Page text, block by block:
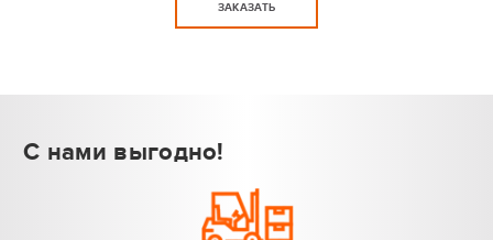
ЗАКАЗАТЬ
С нами выгодно!